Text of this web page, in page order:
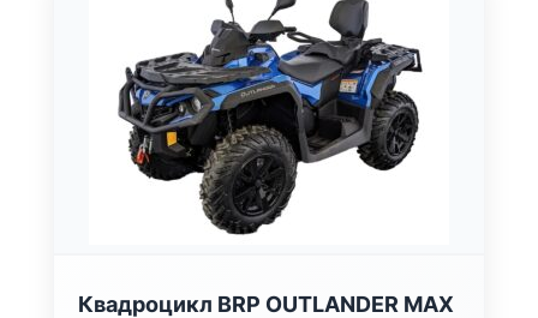
Квадроцикл BRP OUTLANDER MAX